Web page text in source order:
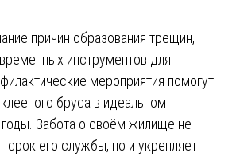
причин образования трещин,
инструментов для
мероприятия помогут
бруса в идеальном
годы. Забота о своём жилище не
срок его службы, но и укрепляет